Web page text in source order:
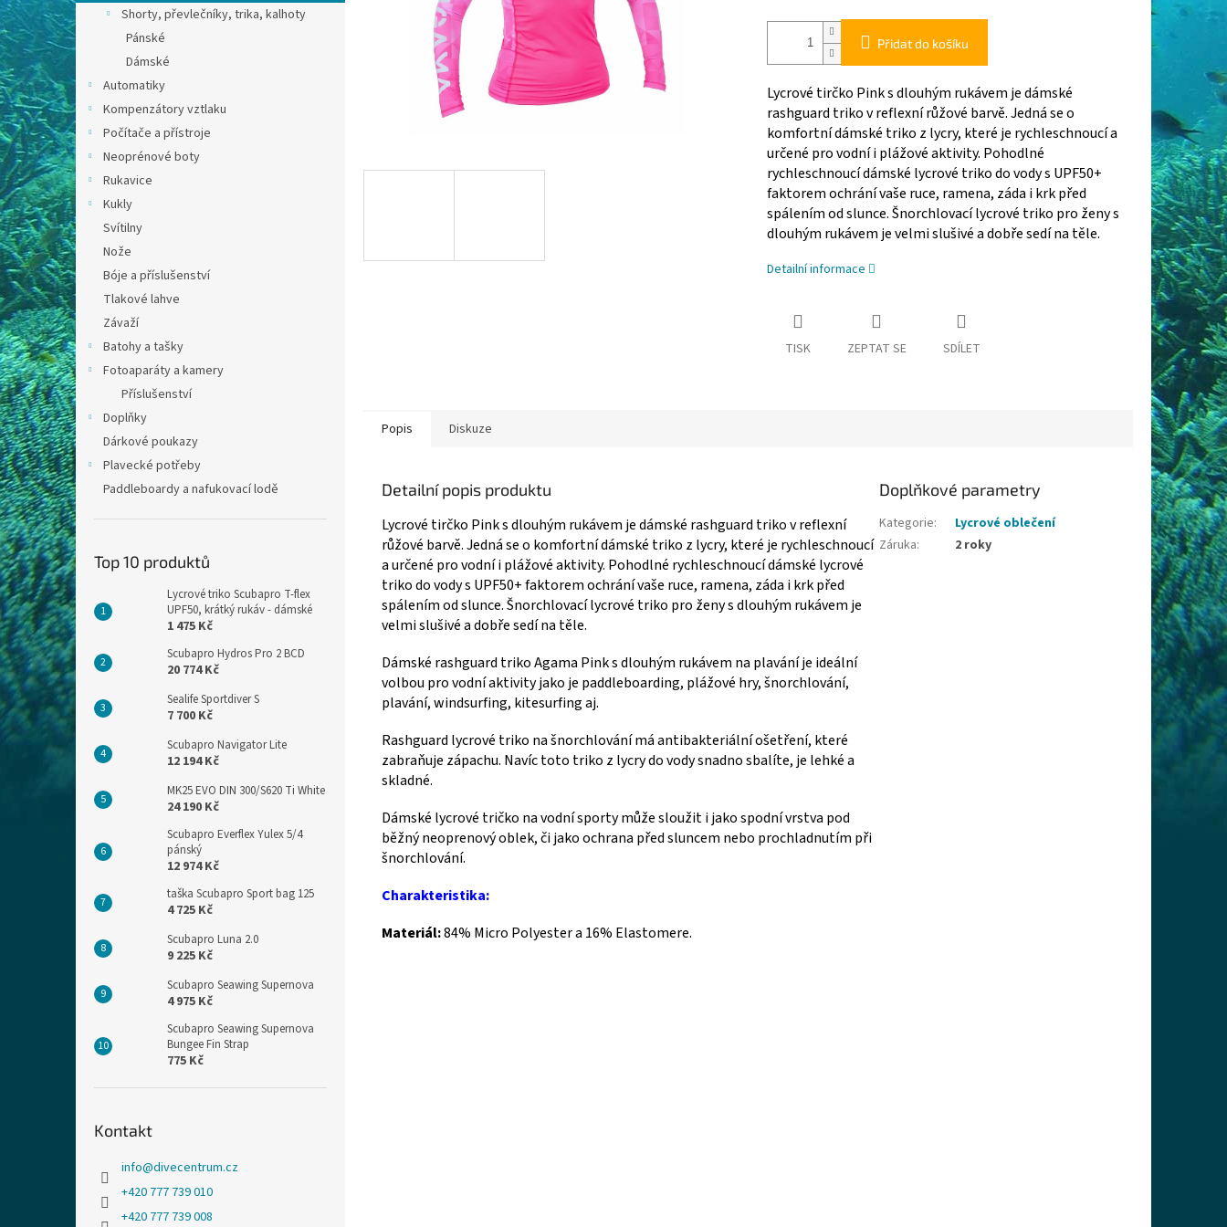
n
e
l
Shorty, převlečníky, trika, kalhoty
Pánské
Dámské
Automatiky
Kompenzátory vztlaku
Počítače a přístroje
Neoprénové boty
Rukavice
Kukly
Svítilny
Nože
Bóje a příslušenství
Tlakové lahve
Závaží
Batohy a tašky
Fotoaparáty a kamery
Příslušenství
Doplňky
Dárkové poukazy
Plavecké potřeby
Paddleboardy a nafukovací lodě
Top 10 produktů
Lycrové triko Scubapro T-flex
UPF50, krátký rukáv - dámské
1 475 Kč
Scubapro Hydros Pro 2 BCD
20 774 Kč
Sealife Sportdiver S
7 700 Kč
Scubapro Navigator Lite
12 194 Kč
MK25 EVO DIN 300/S620 Ti White
24 190 Kč
Scubapro Everflex Yulex 5/4
pánský
12 974 Kč
taška Scubapro Sport bag 125
4 725 Kč
Scubapro Luna 2.0
9 225 Kč
Scubapro Seawing Supernova
4 975 Kč
Scubapro Seawing Supernova
Bungee Fin Strap
775 Kč
Kontakt
info@divecentrum.cz
+420 777 739 010
+420 777 739 008
Přidat do košíku
Lycrové tirčko Pink s dlouhým rukávem je dámské
rashguard triko v reflexní růžové barvě. Jedná se o
komfortní dámské triko z lycry, které je rychleschnoucí a
určené pro vodní i plážové aktivity. Pohodlné
rychleschnoucí dámské lycrové triko do vody s UPF50+
faktorem ochrání vaše ruce, ramena, záda i krk před
spálením od slunce. Šnorchlovací lycrové triko pro ženy s
dlouhým rukávem je velmi slušivé a dobře sedí na těle.
Detailní informace
TISK ZEPTAT SE SDÍLET
Popis Diskuze
Detailní popis produktu
Lycrové tirčko Pink s dlouhým rukávem je dámské rashguard triko v reflexní
růžové barvě. Jedná se o komfortní dámské triko z lycry, které je rychleschnoucí
a určené pro vodní i plážové aktivity. Pohodlné rychleschnoucí dámské lycrové
triko do vody s UPF50+ faktorem ochrání vaše ruce, ramena, záda i krk před
spálením od slunce. Šnorchlovací lycrové triko pro ženy s dlouhým rukávem je
velmi slušivé a dobře sedí na těle.
Dámské rashguard triko Agama Pink s dlouhým rukávem na plavání je ideální
volbou pro vodní aktivity jako je paddleboarding, plážové hry, šnorchlování,
plavání, windsurfing, kitesurfing aj.
Rashguard lycrové triko na šnorchlování má antibakteriální ošetření, které
zabraňuje zápachu. Navíc toto triko z lycry do vody snadno sbalíte, je lehké a
skladné.
Dámské lycrové tričko na vodní sporty může sloužit i jako spodní vrstva pod
běžný neoprenový oblek, či jako ochrana před sluncem nebo prochladnutím při
šnorchlování.
Charakteristika:
Materiál:84% Micro Polyester a 16% Elastomere.
Doplňkové parametry
Kategorie:
Lycrové oblečení
Záruka: 2 roky